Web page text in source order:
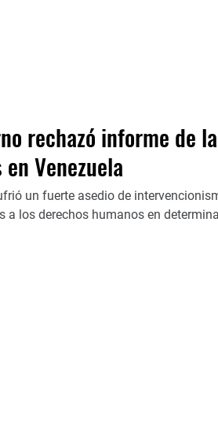
rechazó informe de
Venezuela
un fuerte asedio de
a los derechos humanos en